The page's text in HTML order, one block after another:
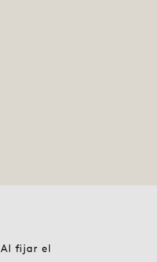
Al fijar el